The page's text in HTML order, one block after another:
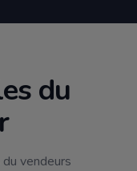
du
vendeurs